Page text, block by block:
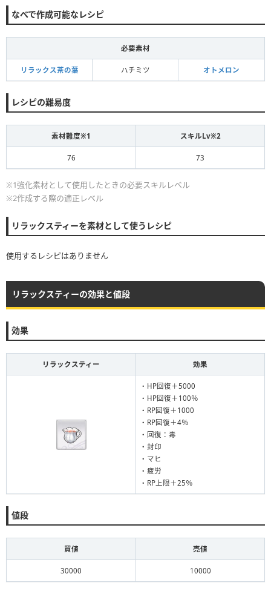
なべで作成可能なレシピ
必要素材
リラックス茶の葉 ハチミツ オトメロン
レシピの難易度
素材難度※1 スキルLv※2
76 73
※1強化素材として使用したときの必要スキルレベル
※2作成する際の適正レベル
リラックスティーを素材として使うレシピ
使用するレシピはありません
リラックスティーの効果と値段
効果
リラックスティー 効果
・HP回復＋5000
・HP回復＋100％
・RP回復＋1000
・RP回復＋4％
・回復：毒
・封印
・マヒ
・疲労
・RP上限＋25％
値段
買値 売値
30000 10000